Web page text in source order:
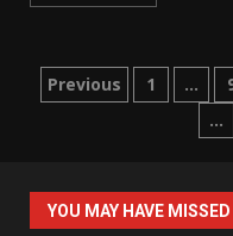
Posts
navigation
Previous 1 …
…
YOU MAY HAVE MISSED